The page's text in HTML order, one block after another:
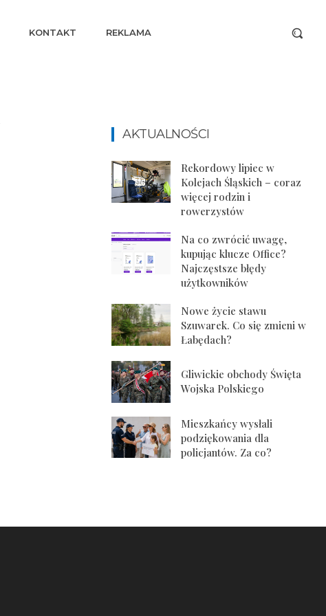
KONTAKT REKLAMA
AKTUALNOŚCI
Rekordowy lipiec w
Kolejach Śląskich – coraz
więcej rodzin i
rowerzystów
Na co zwrócić uwagę,
kupując klucze Office?
Najczęstsze błędy
użytkowników
Nowe życie stawu
Szuwarek. Co się zmieni w
Łabędach?
Gliwickie obchody Święta
Wojska Polskiego
Mieszkańcy wysłali
podziękowania dla
policjantów. Za co?